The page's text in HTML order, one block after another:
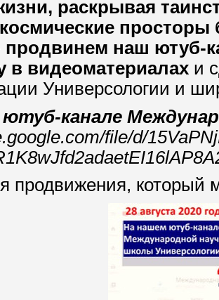
раскрывая
продвинем наш ютуб-
в видеоматериалах и
Универсологии и
канале
file/d/
продвижения, который